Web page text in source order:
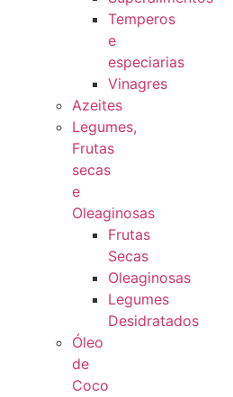
Temperos
e
especiarias
Vinagres
Azeites
Legumes,
Frutas
secas
e
Oleaginosas
Frutas
Secas
Oleaginosas
Legumes
Desidratados
Óleo
de
Coco